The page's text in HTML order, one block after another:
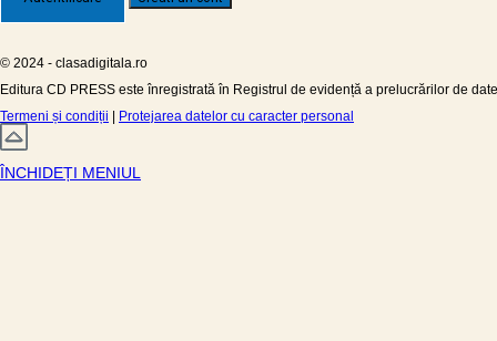
© 2024 - clasadigitala.ro
Editura CD PRESS este înregistrată în Registrul de evidență a prelucrărilor de
Termeni și condiții
Protejarea datelor cu caracter personal
ÎNCHIDEȚI MENIUL